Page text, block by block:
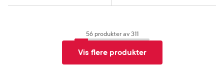
56 produkter av 311
Vis flere produkter